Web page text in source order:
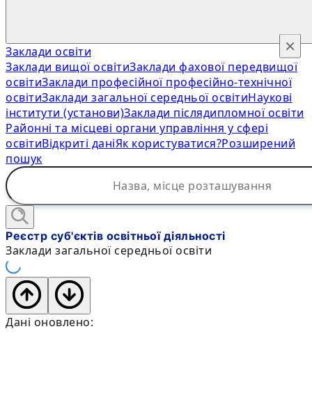
Заклади освіти
Заклади вищої освітиЗаклади фахової передвищої
освітиЗаклади професійної професійно-технічної
освітиЗаклади загальної середньої освітиНаукові
інститути (установи)Заклади післядипломної освіти
Районні та місцеві органи управління у сфері
освітиВідкриті даніЯк користуватися?Розширений
пошук
×
Реєстр суб'єктів освітньої діяльності
Заклади загальної середньої освіти
Дані оновлено: